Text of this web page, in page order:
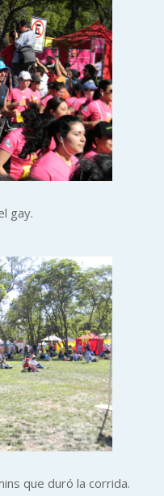
gay.
que duró la corrida.